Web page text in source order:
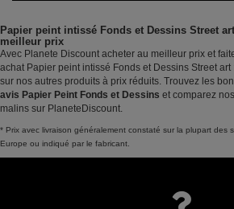
Papier peint intissé Fonds et Dessins Street
meilleur prix
Avec Planete Discount acheter au meilleur prix et
achat Papier peint intissé Fonds et Dessins Street
sur nos autres produits à prix réduits. Trouvez les
avis Papier Peint Fonds et Dessins et comparez
malins sur PlaneteDiscount.
* Prix avec livraison généralement constaté sur la plupart des
Europe ou indiqué par le fabricant.